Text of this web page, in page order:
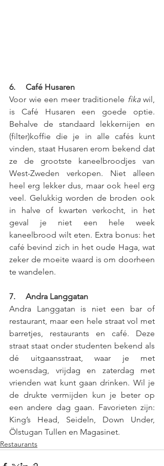
6.     Café Husaren
Voor wie een meer traditionele fika wil,
is Café Husaren een goede optie.
Behalve de standaard lekkernijen en
(filter)koffie die je in alle cafés kunt
vinden, staat Husaren erom bekend dat
ze de grootste kaneelbroodjes van
West-Zweden verkopen. Niet alleen
heel erg lekker dus, maar ook heel erg
veel. Gelukkig worden de broden ook
in halve of kwarten verkocht, in het
geval je niet een hele week
kaneelbrood wilt eten. Extra bonus: het
café bevind zich in het oude Haga, wat
zeker de moeite waard is om doorheen
te wandelen.
7.     Andra Langgatan
Andra Langgatan is niet een bar of
restaurant, maar een hele straat vol met
barretjes, restaurants en café. Deze
straat staat onder studenten bekend als
dé uitgaansstraat, waar je met
woensdag, vrijdag en zaterdag met
vrienden wat kunt gaan drinken. Wil je
de drukte vermijden kun je beter op
een andere dag gaan. Favorieten zijn:
King’s Head, Seideln, Down Under,
Ölstugan Tullen en Magasinet.
Restaurants